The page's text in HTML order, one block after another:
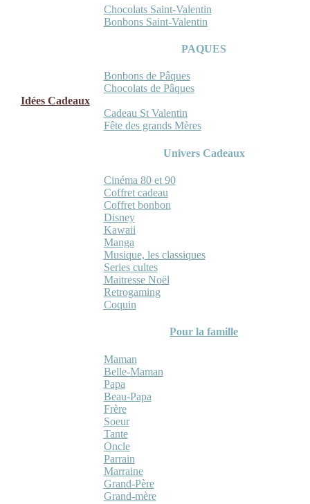
Chocolats Saint-Valentin
Bonbons Saint-Valentin
PAQUES
Bonbons de Pâques
Chocolats de Pâques
Idées Cadeaux
Cadeau St Valentin
Fête des grands Mères
Univers Cadeaux
Cinéma 80 et 90
Coffret cadeau
Coffret bonbon
Disney
Kawaii
Manga
Musique, les classiques
Series cultes
Maitresse Noël
Retrogaming
Coquin
Pour la famille
Maman
Belle-Maman
Papa
Beau-Papa
Frère
Soeur
Tante
Oncle
Parrain
Marraine
Grand-Père
Grand-mère